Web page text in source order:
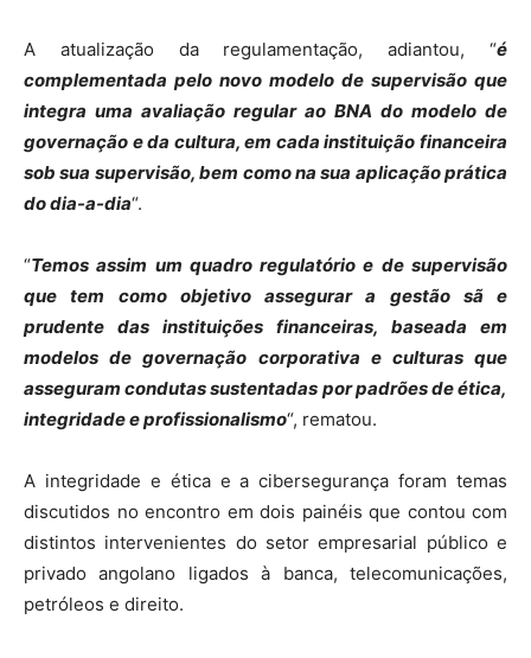
A atualização da regulamentação, adiantou, “é
complementada pelo novo modelo de supervisão que
integra uma avaliação regular ao BNA do modelo de
governação e da cultura, em cada instituição financeira
sob sua supervisão, bem como na sua aplicação prática
do dia-a-dia“.
“Temos assim um quadro regulatório e de supervisão
que tem como objetivo assegurar a gestão sã e
prudente das instituições financeiras, baseada em
modelos de governação corporativa e culturas que
asseguram condutas sustentadas por padrões de ética,
integridade e profissionalismo“, rematou.
A integridade e ética e a cibersegurança foram temas
discutidos no encontro em dois painéis que contou com
distintos intervenientes do setor empresarial público e
privado angolano ligados à banca, telecomunicações,
petróleos e direito.